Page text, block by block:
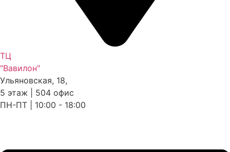
ТЦ
"Вавилон"
Ульяновская, 18,
5 этаж | 504 офис
ПН-ПТ | 10:00 - 18:00